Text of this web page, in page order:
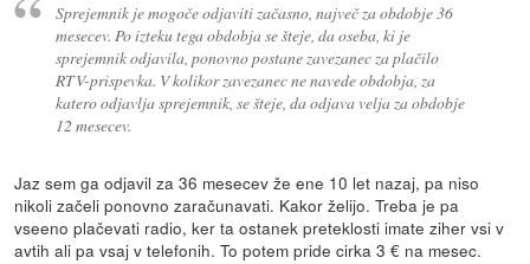
Sprejemnik je mogoče odjaviti začasno, največ za obdobje 36
mesecev. Po izteku tega obdobja se šteje, da oseba, ki je
sprejemnik odjavila, ponovno postane zavezanec za plačilo
RTV-prispevka. V kolikor zavezanec ne navede obdobja, za
katero odjavlja sprejemnik, se šteje, da odjava velja za obdobje
12 mesecev.
Jaz sem ga odjavil za 36 mesecev že ene 10 let nazaj, pa niso
nikoli začeli ponovno zaračunavati. Kakor želijo. Treba je pa
vseeno plačevati radio, ker ta ostanek preteklosti imate ziher vsi v
avtih ali pa vsaj v telefonih. To potem pride cirka 3 € na mesec.